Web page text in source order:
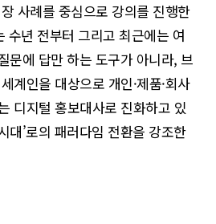
사례를 중심으로 강의를 진행한
수년 전부터 그리고 최근에는 여
문에 답만 하는 도구가 아니라, 브
계인을 대상으로 개인·제품·회사
디지털 홍보대사로 진화하고 있
대’로의 패러다임 전환을 강조한